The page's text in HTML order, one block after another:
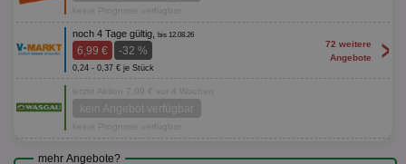
keine Prognose verfügbar
noch 4 Tage gültig, bis 12.08.26
6,99 € -32 %
0,24 - 0,37 € je Stück
72 weitere
Angebote
>
letzte Aktion 7,99 € vor 4 Wochen
kein Angebot verfügbar
keine Prognose verfügbar
mehr Angebote?